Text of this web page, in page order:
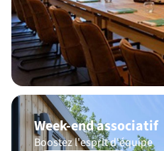
Week-end associatif
Boostez l'esprit d'équipe